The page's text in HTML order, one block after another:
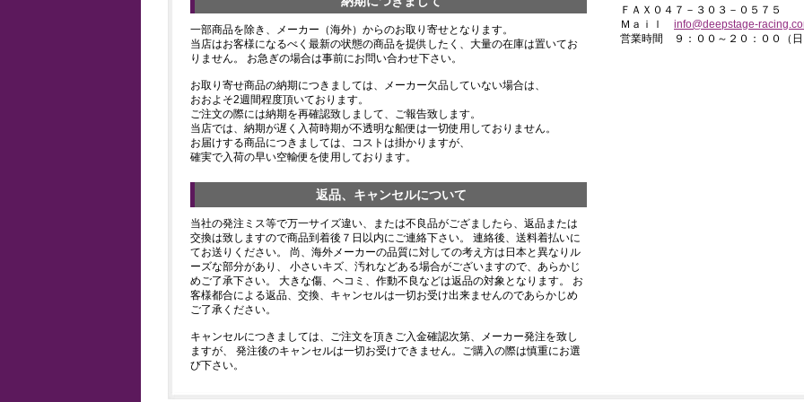
一部商品を除き、メーカー（海外）からのお取り寄せとなります。
当店はお客様になるべく最新の状態の商品を提供したく、大量の在庫は置いてお
りません。 お急ぎの場合は事前にお問い合わせ下さい。
お取り寄せ商品の納期につきましては、メーカー欠品していない場合は、
おおよそ2週間程度頂いております。
ご注文の際には納期を再確認致しまして、ご報告致します。
当店では、納期が遅く入荷時期が不透明な船便は一切使用しておりません。
お届けする商品につきましては、コストは掛かりますが、
確実で入荷の早い空輸便を使用しております。
返品、キャンセルについて
当社の発注ミス等で万一サイズ違い、または不良品がござましたら、返品または
交換は致しますので商品到着後７日以内にご連絡下さい。 連絡後、送料着払いに
てお送りください。 尚、海外メーカーの品質に対しての考え方は日本と異なりル
ーズな部分があり、 小さいキズ、汚れなどある場合がございますので、あらかじ
めご了承下さい。 大きな傷、ヘコミ、作動不良などは返品の対象となります。 お
客様都合による返品、交換、キャンセルは一切お受け出来ませんのであらかじめ
ご了承ください。
キャンセルにつきましては、ご注文を頂きご入金確認次第、メーカー発注を致し
ますが、 発注後のキャンセルは一切お受けできません。ご購入の際は慎重にお選
び下さい。
ＦＡＸ０４７－３０３－０５７５
Ｍａｉｌ info@deepstage-
営業時間 ９：００～２０：００（日